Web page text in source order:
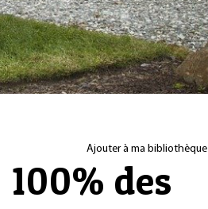
Ajouter à ma bibliothèque
des